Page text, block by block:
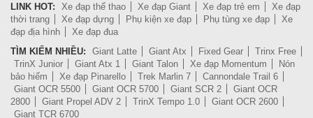
LINK HOT: Xe đạp thể thao Xe đạp Giant Xe đạp trẻ em
Xe đạp
thời trang
Xe đạp dựng Phụ kiện xe đạp Phụ tùng xe đạp
Xe
đạp địa hình
Xe đạp đua
TÌM KIẾM NHIỀU:
Giant Latte Giant Atx Fixed Gear
Trinx Free
TrinX Junior
Giant Atx 1 Giant Talon Xe đạp Momentum
Nón
bảo hiểm
Xe đạp Pinarello Trek Marlin 7
Cannondale Trail 6
Giant OCR 5500
Giant OCR 5700 Giant SCR 2
Giant OCR
2800
Giant Propel ADV 2 TrinX Tempo 1.0
Giant OCR 2600
Giant TCR 6700